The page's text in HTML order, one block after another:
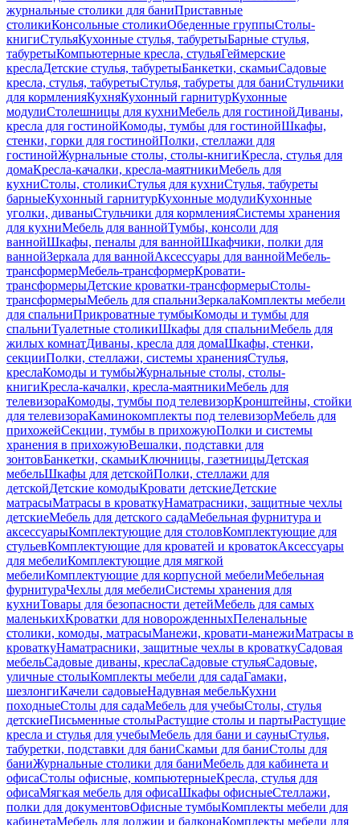
журнальные столики для баниПриставные
столикиКонсольные столикиОбеденные группыСтолы-
книгиСтульяКухонные стулья, табуретыБарные стулья,
табуретыКомпьютерные кресла, стульяГеймерские
креслаДетские стулья, табуретыБанкетки, скамьиСадовые
кресла, стулья, табуретыСтулья, табуреты для баниСтульчики
для кормленияКухняКухонный гарнитурКухонные
модулиСтолешницы для кухниМебель для гостинойДиваны,
кресла для гостинойКомоды, тумбы для гостинойШкафы,
стенки, горки для гостинойПолки, стеллажи для
гостинойЖурнальные столы, столы-книгиКресла, стулья для
домаКресла-качалки, кресла-маятникиМебель для
кухниСтолы, столикиСтулья для кухниСтулья, табуреты
барныеКухонный гарнитурКухонные модулиКухонные
уголки, диваныСтульчики для кормленияСистемы хранения
для кухниМебель для ваннойТумбы, консоли для
ваннойШкафы, пеналы для ваннойШкафчики, полки для
ваннойЗеркала для ваннойАксессуары для ваннойМебель-
трансформерМебель-трансформерКровати-
трансформерыДетские кроватки-трансформерыСтолы-
трансформерыМебель для спальниЗеркалаКомплекты мебели
для спальниПрикроватные тумбыКомоды и тумбы для
спальниТуалетные столикиШкафы для спальниМебель для
жилых комнатДиваны, кресла для домаШкафы, стенки,
секцииПолки, стеллажи, системы храненияСтулья,
креслаКомоды и тумбыЖурнальные столы, столы-
книгиКресла-качалки, кресла-маятникиМебель для
телевизораКомоды, тумбы под телевизорКронштейны, стойки
для телевизораКаминокомплекты под телевизорМебель для
прихожейСекции, тумбы в прихожуюПолки и системы
хранения в прихожуюВешалки, подставки для
зонтовБанкетки, скамьиКлючницы, газетницыДетская
мебельШкафы для детскойПолки, стеллажи для
детскойДетские комодыКровати детскиеДетские
матрасыМатрасы в кроваткуНаматрасники, защитные чехлы
детскиеМебель для детского садаМебельная фурнитура и
аксессуарыКомплектующие для столовКомплектующие для
стульевКомплектующие для кроватей и кроватокАксессуары
для мебелиКомплектующие для мягкой
мебелиКомплектующие для корпусной мебелиМебельная
фурнитураЧехлы для мебелиСистемы хранения для
кухниТовары для безопасности детейМебель для самых
маленькихКроватки для новорожденныхПеленальные
столики, комоды, матрасыМанежи, кровати-манежиМатрасы в
кроваткуНаматрасники, защитные чехлы в кроваткуСадовая
мебельСадовые диваны, креслаСадовые стульяСадовые,
уличные столыКомплекты мебели для садаГамаки,
шезлонгиКачели садовыеНадувная мебельКухни
походныеСтолы для садаМебель для учебыСтолы, стулья
детскиеПисьменные столыРастущие столы и партыРастущие
кресла и стулья для учебыМебель для бани и сауныСтулья,
табуретки, подставки для баниСкамьи для баниСтолы для
баниЖурнальные столики для баниМебель для кабинета и
офисаСтолы офисные, компьютерныеКресла, стулья для
офисаМягкая мебель для офисаШкафы офисныеСтеллажи,
полки для документовОфисные тумбыКомплекты мебели для
кабинетаМебель для лоджии и балконаКомплекты мебели для